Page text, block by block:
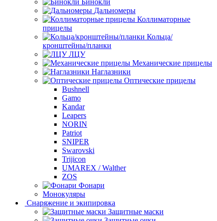
Бинокли
Дальномеры
Коллиматорные
прицелы
Кольца/
кронштейны/планки
ЛЦУ
Механические прицелы
Наглазники
Оптические прицелы
Bushnell
Gamo
Kandar
Leapers
NORIN
Patriot
SNIPER
Swarovski
Trijicon
UMAREX / Walther
ZOS
Фонари
Монокуляры
Снаряжение и экипировка
Защитные маски